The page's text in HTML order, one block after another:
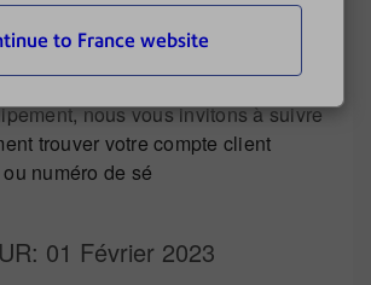
to France website
à localiser les détails de votre
nous vous invitons à suivre
trouver votre compte client
numéro de sé
: 01 Février 2023